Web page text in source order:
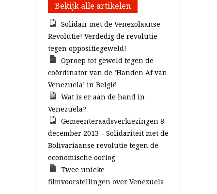
Bekijk alle artikelen
Solidair met de Venezolaanse
Revolutie! Verdedig de revolutie
tegen oppositiegeweld!
Oproep tot geweld tegen de
coördinator van de ‘Handen Af van
Venezuela’ in België
Wat is er aan de hand in
Venezuela?
Gemeenteraadsverkiezingen 8
december 2013 – Solidariteit met de
Bolivariaanse revolutie tegen de
economische oorlog
Twee unieke
filmvoorstellingen over Venezuela